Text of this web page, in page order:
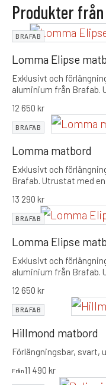
Produkter
BRAFAB
Lomma Elipse
Exklusivt och
aluminium från Brafab.
bordet från 220 cm till
12 650 kr
BRAFAB
Lomma matbord
Exklusivt och
Brafab. Utrustat med
maxlängd på hela 312
13 290 kr
BRAFAB
Lomma Elipse
Exklusivt och
aluminium från Brafab.
bordet från 220 cm till
12 650 kr
BRAFAB
Hillmond matbord
Förlängningsbar, svart,
Från11 490 kr